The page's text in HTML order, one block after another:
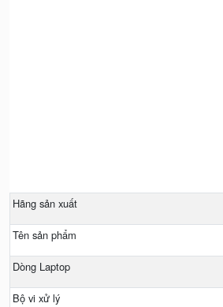
Hãng sản xuất
Tên sản phẩm
Dòng Laptop
Bộ vi xử lý